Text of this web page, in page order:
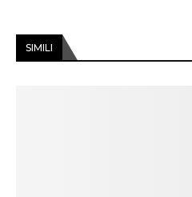
SIMILI